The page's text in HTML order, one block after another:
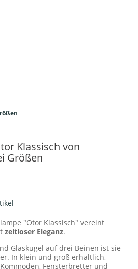
Klassisch von
Größen
"Otor Klassisch" vereint
zeitloser Eleganz.
Glaskugel auf drei Beinen ist sie
In klein und groß erhältlich,
Fensterbretter und